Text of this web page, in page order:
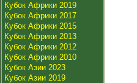
Кубок Африки 2019
Кубок Африки 2017
Кубок Африки 2015
Кубок Африки 2013
Кубок Африки 2012
Кубок Африки 2010
Кубок Азии 2023
Кубок Азии 2019